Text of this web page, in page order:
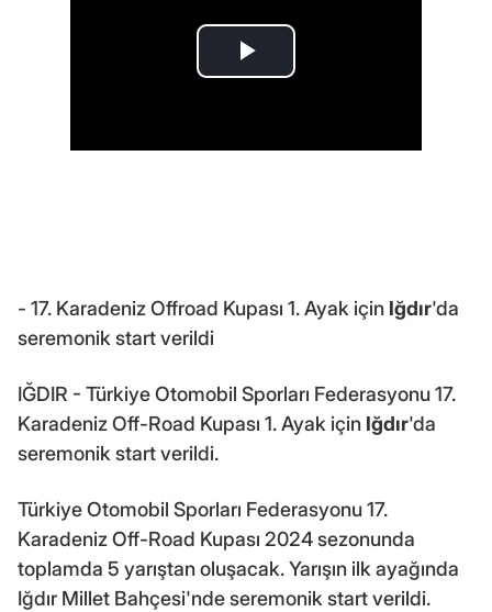
- 17. Karadeniz Offroad Kupası 1. Ayak için Iğdır'da
seremonik start verildi
IĞDIR - Türkiye Otomobil Sporları Federasyonu 17.
Karadeniz Off-Road Kupası 1. Ayak için Iğdır'da
seremonik start verildi.
Türkiye Otomobil Sporları Federasyonu 17.
Karadeniz Off-Road Kupası 2024 sezonunda
toplamda 5 yarıştan oluşacak. Yarışın ilk ayağında
Iğdır Millet Bahçesi'nde seremonik start verildi.